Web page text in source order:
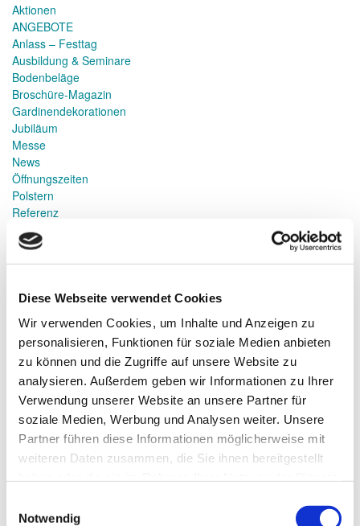
Diese Webseite verwendet Cookies
Wir verwenden Cookies, um Inhalte und Anzeigen zu
personalisieren, Funktionen für soziale Medien anbieten
zu können und die Zugriffe auf unsere Website zu
analysieren. Außerdem geben wir Informationen zu Ihrer
Verwendung unserer Website an unsere Partner für
soziale Medien, Werbung und Analysen weiter. Unsere
Partner führen diese Informationen möglicherweise mit
weiteren Daten zusammen, die Sie ihnen bereitgestellt
Notwendig
Aktionen
ANGEBOTE
Anlass – Festtag
Ausbildung & Seminare
Bodenbeläge
Broschüre-Magazin
Gardinendekorationen
Jubiläum
Messe
News
Öffnungszeiten
Polstern
Referenz
Sonnenschutz
Umwelt
Zertifikate
ARCHIV
Juli 2026 (1)
April 2026(2)
März 2026(2)
Dezember 2025(1)
November 2025(1)
August 2025(1)
Juli 2025
(1)
April 2025 (1)
Dezember 2024(1)
Oktober 2024(1)
Juli 2024(2)